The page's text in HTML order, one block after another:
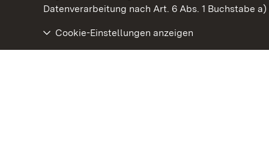
Datenverarbeitung nach Art. 6 Abs. 1 Buchstabe a)
Cookie-Einstellungen anzeigen